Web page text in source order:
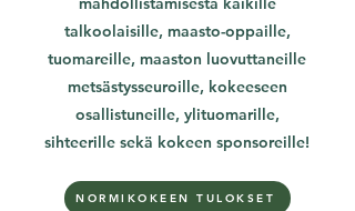
talkoolaisille, maasto-oppaille,
tuomareille, maaston luovuttaneille
metsästysseuroille, kokeeseen
osallistuneille, ylituomarille,
sihteerille sekä kokeen sponsoreille!
NORMIKOKEEN TULOKSET